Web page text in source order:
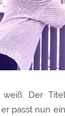
weiß. Der
passt nun